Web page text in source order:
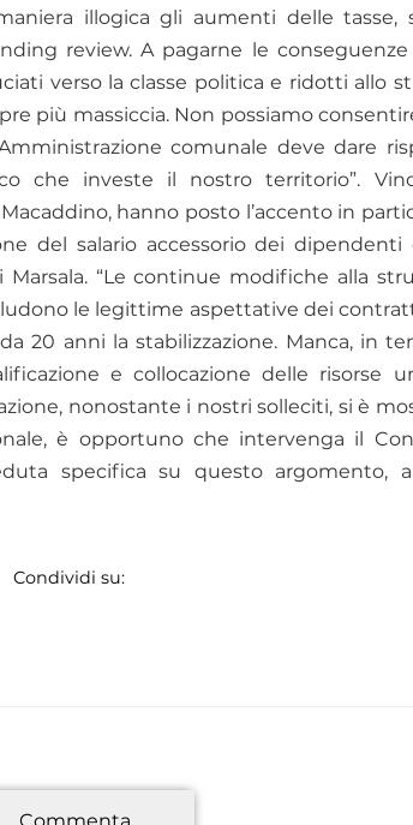
illogica gli aumenti delle tasse,
review. A pagarne le conseguenze
verso la classe politica e ridotti allo
più massiccia. Non possiamo
comunale deve dare
che investe il nostro territorio”.
hanno posto l’accento in
del salario accessorio dei dipendenti
“Le continue modifiche alla
le legittime aspettative dei
20 anni la stabilizzazione. Manca, in
e collocazione delle risorse
nonostante i nostri solleciti, si è
è opportuno che intervenga il
specifica su questo argomento,
Condividi su: